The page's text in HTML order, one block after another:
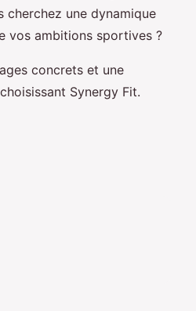
cherchez une dynamique
vos ambitions sportives ?
concrets et une
Synergy Fit.